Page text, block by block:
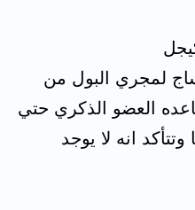
لمجري البول من
العضو الذكري حتي
انه لا يوجد